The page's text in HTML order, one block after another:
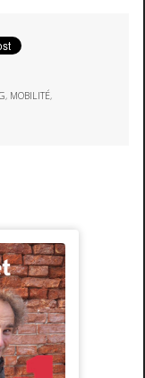
, MOBILITÉ,